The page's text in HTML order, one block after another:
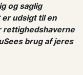
og saglig
udsigt til en
rettighedshaverne
brug af jeres